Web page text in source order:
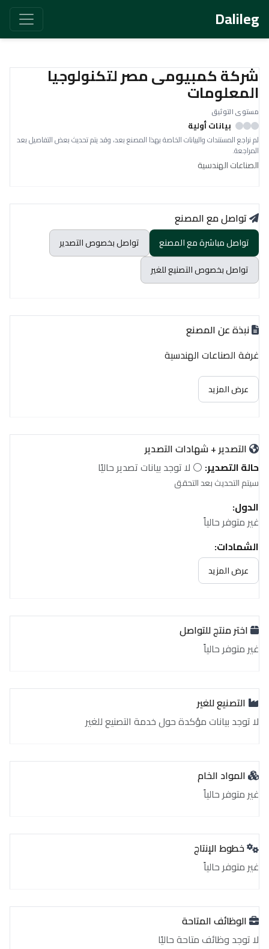
Dalileg
شركة كمبيومى مصر لتكنولوجيا
المعلومات
مستوى التوثيق
بيانات أولية
لم نراجع المستندات والبيانات الخاصة بهذا المصنع بعد، وقد يتم تحديث بعض التفاصيل بعد
المراجعة.
الصناعات الهندسية
تواصل مع المصنع
تواصل مباشرة مع المصنع
تواصل بخصوص التصدير
تواصل بخصوص التصنيع للغير
نبذة عن المصنع
غرفة الصناعات الهندسية
عرض المزيد
التصدير + شهادات التصدير
حالة التصدير: ⚪ لا توجد بيانات تصدير حاليًا
سيتم التحديث بعد التحقق
الدول:
غير متوفر حالياً
الشهادات:
غير متوفر حالياً
عرض المزيد
اختر منتج للتواصل
غير متوفر حالياً
التصنيع للغير
لا توجد بيانات مؤكدة حول خدمة التصنيع للغير
المواد الخام
غير متوفر حالياً
خطوط الإنتاج
غير متوفر حالياً
الوظائف المتاحة
لا توجد وظائف متاحة حاليًا